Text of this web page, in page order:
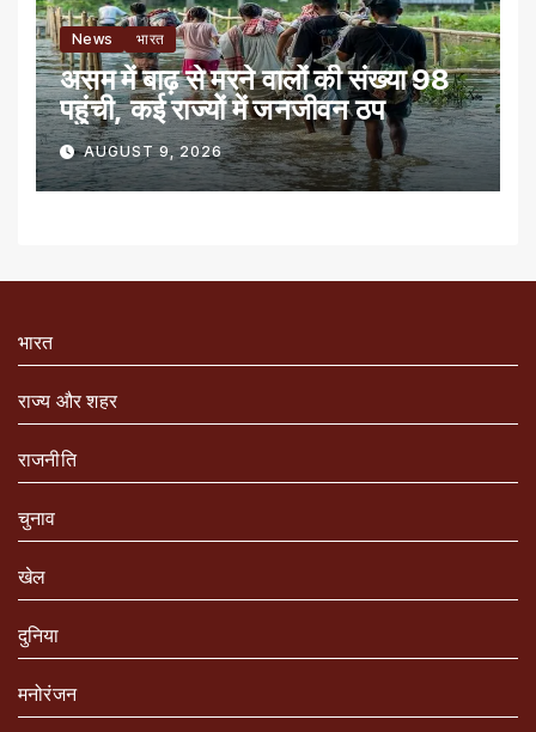
News भारत
असम में बाढ़ से मरने वालों की संख्या 98
पहुंची, कई राज्यों में जनजीवन ठप
AUGUST 9, 2026
भारत
राज्य और शहर
राजनीति
चुनाव
खेल
दुनिया
मनोरंजन